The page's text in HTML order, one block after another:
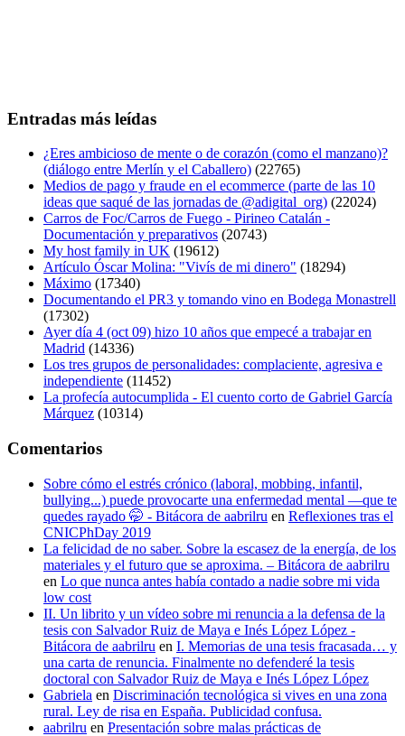
Entradas más leídas
¿Eres ambicioso de mente o de corazón (como el manzano)?
(diálogo entre Merlín y el Caballero) (22765)
Medios de pago y fraude en el ecommerce (parte de las 10
ideas que saqué de las jornadas de @adigital_org) (22024)
Carros de Foc/Carros de Fuego - Pirineo Catalán -
Documentación y preparativos (20743)
My host family in UK (19612)
Artículo Óscar Molina: "Vivís de mi dinero" (18294)
Máximo (17340)
Documentando el PR3 y tomando vino en Bodega Monastrell
(17302)
Ayer día 4 (oct 09) hizo 10 años que empecé a trabajar en
Madrid (14336)
Los tres grupos de personalidades: complaciente, agresiva e
independiente (11452)
La profecía autocumplida - El cuento corto de Gabriel García
Márquez (10314)
Comentarios
Sobre cómo el estrés crónico (laboral, mobbing, infantil,
bullying...) puede provocarte una enfermedad mental —que te
quedes rayado 🤭 - Bitácora de aabrilru en Reflexiones tras el
CNICPhDay 2019
La felicidad de no saber. Sobre la escasez de la energía, de los
materiales y el futuro que se aproxima. – Bitácora de aabrilru
en Lo que nunca antes había contado a nadie sobre mi vida
low cost
II. Un librito y un vídeo sobre mi renuncia a la defensa de la
tesis con Salvador Ruiz de Maya e Inés López López -
Bitácora de aabrilru en I. Memorias de una tesis fracasada… y
una carta de renuncia. Finalmente no defenderé la tesis
doctoral con Salvador Ruiz de Maya e Inés López López
Gabriela en Discriminación tecnológica si vives en una zona
rural. Ley de risa en España. Publicidad confusa.
aabrilru en Presentación sobre malas prácticas de